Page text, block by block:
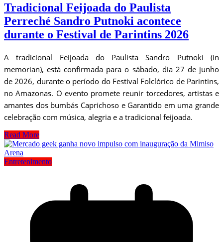
Tradicional Feijoada do Paulista
Perreché Sandro Putnoki acontece
durante o Festival de Parintins 2026
A tradicional Feijoada do Paulista Sandro Putnoki (in
memorian), está confirmada para o sábado, dia 27 de junho
de 2026, durante o período do Festival Folclórico de Parintins,
no Amazonas. O evento promete reunir torcedores, artistas e
amantes dos bumbás Caprichoso e Garantido em uma grande
celebração com música, alegria e a tradicional feijoada.
Read More
Entretenimento